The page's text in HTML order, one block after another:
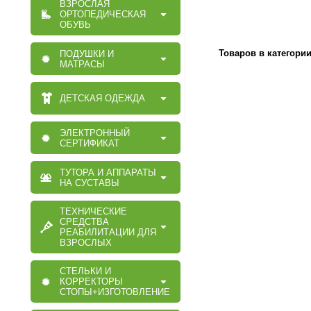
ВЗРОСЛАЯ
ОРТОПЕДИЧЕСКАЯ
ОБУВЬ
ПОДУШКИ И
МАТРАСЫ
ДЕТСКАЯ ОДЕЖДА
ЭЛЕКТРОННЫЙ
СЕРТИФИКАТ
ТУТОРА И АППАРАТЫ
НА СУСТАВЫ
ТЕХНИЧЕСКИЕ
СРЕДСТВА
РЕАБИЛИТАЦИИ ДЛЯ
ВЗРОСЛЫХ
СТЕЛЬКИ И
КОРРЕКТОРЫ
СТОПЫ+ИЗГОТОВЛЕНИЕ
Товаров в